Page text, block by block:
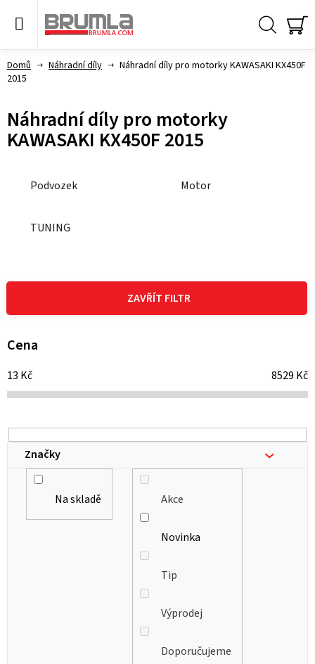
Domů Náhradní díly
Náhradní díly pro motorky KAWASAKI KX450F
2015
Náhradní díly pro motorky
KAWASAKI KX450F 2015
Podvozek Motor
TUNING
ZAVŘÍT FILTR
Cena
13 Kč 8529 Kč
Na skladě Akce
Novinka
Tip
Výprodej
Doporučujeme
Značky
V
p
i
p
r
o
d